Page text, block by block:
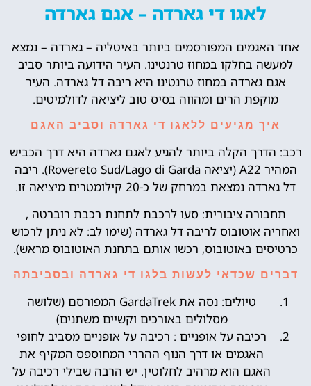
לאגו די גארדה – אגם גארדה
אחד האגמים המפורסמים ביותר באיטליה – גארדה – נמצא
למעשה בחלקו במחוז טרנטינו. העיר הידועה ביותר סביב
אגם גארדה במחוז טרנטינו היא ריבה דל גארדה. העיר
מוקפת הרים ומהווה בסיס טוב ליציאה לדולמיטים.
איך מגיעים ללאגו די גארדה וסביב האגם
רכב: הדרך הקלה ביותר להגיע לאגם גארדה היא דרך הכביש
המהיר A22 (יציאה Rovereto Sud/Lago di Garda). ריבה
דל גארדה נמצאת במרחק של כ-20 קילומטרים מיציאה זו.
תחבורה ציבורית: סעו לרכבת לתחנת רכבת רוברטה ,
ואחריה אוטובוס לריבה דל גארדה (שימו לב: לא ניתן לרכוש
כרטיסים באוטובוס, רכשו אותם בתחנת האוטובוס מראש).
דברים שכדאי לעשות בלגו די גארדה ובסביבתה
טיולים: נסה את GardaTrek המפורסם (שלושה
מסלולים באורכים וקשיים משתנים)
רכיבה על אופניים : רכיבה על אופניים מסביב לחופי
האגמים או דרך הנוף ההררי המחוספס המקיף את
האגם הוא מרהיב לחלוטין. יש הרבה שבילי רכיבה על